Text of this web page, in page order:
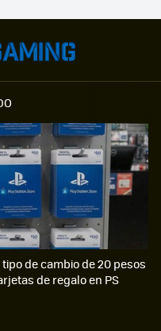
de cambio de 20 pesos
de regalo en PS